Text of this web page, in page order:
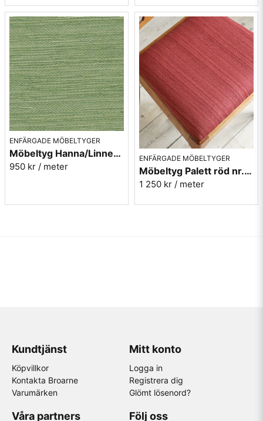
ENFÄRGADE MÖBELTYGER
Möbeltyg Hanna/Linnea grön melerad nr.75 - Carl Malmstens-kvalitet
950 kr / meter
ENFÄRGADE MÖBELTYGER
Möbeltyg Palett röd nr.30 - Carl Malmstens-kvalitet
1 250 kr / meter
Kundtjänst
Köpvillkor
Kontakta Broarne
Varumärken
Mitt konto
Logga in
Registrera dig
Glömt lösenord?
Våra partners Följ oss